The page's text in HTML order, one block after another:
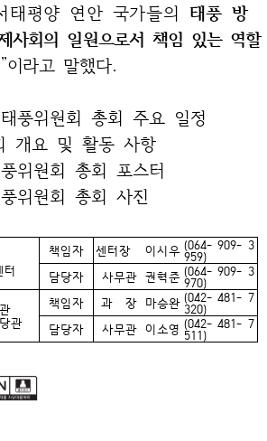
태평양 연안 국가들의 태풍방
사회의 일원으로서 책임 있는 역할
이라고말했다.
풍위원회 총회 주요 일정
개요 및 활동 사항
위원회 총회 포스터
위원회 총회 사진
책임자 센터장 이시우 (064- 909- 3
959)
터
담당자 사무관 권혁준 (064- 909- 3
970)
책임자 과 장 마승완 (042- 481- 7
320)
관
담당자 사무관 이소영 (042- 481- 7
511)